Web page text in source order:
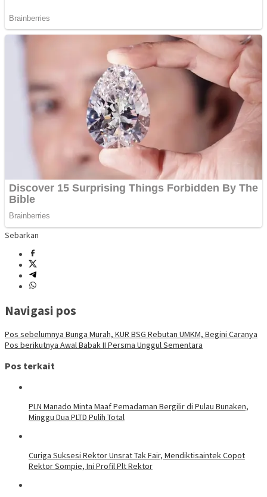
Sebarkan
Navigasi pos
Pos sebelumnya Bunga Murah, KUR BSG Rebutan UMKM, Begini Caranya
Pos berikutnya Awal Babak II Persma Unggul Sementara
Pos terkait
PLN Manado Minta Maaf Pemadaman Bergilir di Pulau Bunaken,
Minggu Dua PLTD Pulih Total
Curiga Suksesi Rektor Unsrat Tak Fair, Mendiktisaintek Copot
Rektor Sompie, Ini Profil Plt Rektor